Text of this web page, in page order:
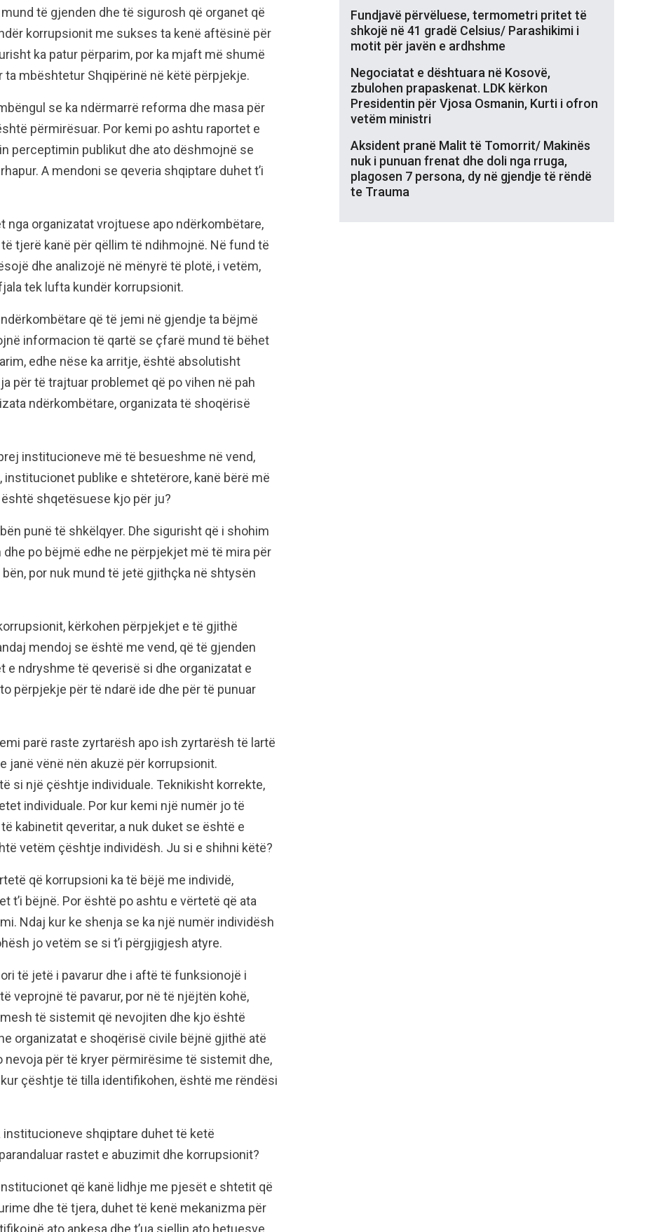
të gjenden dhe të sigurosh që organet që
korrupsionit me sukses ta kenë aftësinë për
ka patur përparim, por ka mjaft më shumë
mbështetur Shqipërinë në këtë përpjekje.
se ka ndërmarrë reforma dhe masa për
përmirësuar. Por kemi po ashtu raportet e
perceptimin publikut dhe ato dëshmojnë se
A mendoni se qeveria shqiptare duhet t’i
nga organizatat vrojtuese apo ndërkombëtare,
tjerë kanë për qëllim të ndihmojnë. Në fund të
dhe analizojë në mënyrë të plotë, i vetëm,
tek lufta kundër korrupsionit.
që të jemi në gjendje ta bëjmë
informacion të qartë se çfarë mund të bëhet
edhe nëse ka arritje, është absolutisht
për të trajtuar problemet që po vihen në pah
ndërkombëtare, organizata të shoqërisë
institucioneve më të besueshme në vend,
publike e shtetërore, kanë bërë më
shqetësuese kjo për ju?
punë të shkëlqyer. Dhe sigurisht që i shohim
po bëjmë edhe ne përpjekjet më të mira për
por nuk mund të jetë gjithçka në shtysën
kërkohen përpjekjet e të gjithë
mendoj se është me vend, që të gjenden
ndryshme të qeverisë si dhe organizatat e
përpjekje për të ndarë ide dhe për të punuar
parë raste zyrtarësh apo ish zyrtarësh të lartë
janë vënë nën akuzë për korrupsionit.
si një çështje individuale. Teknikisht korrekte,
individuale. Por kur kemi një numër jo të
kabinetit qeveritar, a nuk duket se është e
vetëm çështje individësh. Ju si e shihni këtë?
që korrupsioni ka të bëjë me individë,
t’i bëjnë. Por është po ashtu e vërtetë që ata
Ndaj kur ke shenja se ka një numër individësh
jo vetëm se si t’i përgjigjesh atyre.
të jetë i pavarur dhe i aftë të funksionojë i
veprojnë të pavarur, por në të njëjtën kohë,
të sistemit që nevojiten dhe kjo është
organizatat e shoqërisë civile bëjnë gjithë atë
nevoja për të kryer përmirësime të sistemit dhe,
çështje të tilla identifikohen, është me rëndësi
institucioneve shqiptare duhet të ketë
rastet e abuzimit dhe korrupsionit?
që kanë lidhje me pjesët e shtetit që
dhe të tjera, duhet të kenë mekanizma për
ato ankesa dhe t’ua sjellin ato hetuesve.
Fundjavë përvëluese, termometri pritet të
shkojë në 41 gradë Celsius/ Parashikimi i
motit për javën e ardhshme
Negociatat e dështuara në Kosovë,
zbulohen prapaskenat. LDK kërkon
Presidentin për Vjosa Osmanin, Kurti i ofron
vetëm ministri
Aksident pranë Malit të Tomorrit/ Makinës
nuk i punuan frenat dhe doli nga rruga,
plagosen 7 persona, dy në gjendje të rëndë
te Trauma